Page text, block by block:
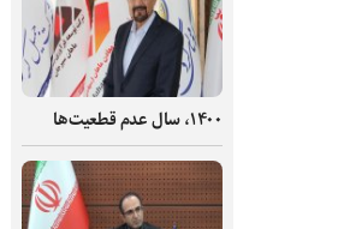
۱۴۰۰، سال عدم قطعیت‌ها